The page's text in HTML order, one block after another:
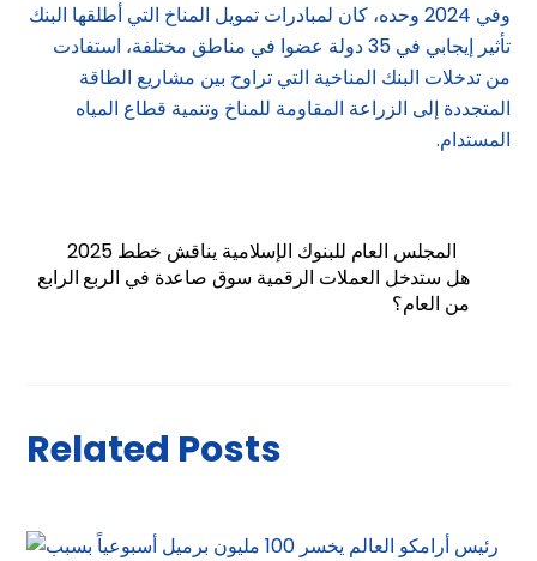
وفي 2024 وحده، كان لمبادرات تمويل المناخ التي أطلقها البنك
تأثير إيجابي في 35 دولة عضوا في مناطق مختلفة، استفادت
من تدخلات البنك المناخية التي تراوح بين مشاريع الطاقة
المتجددة إلى الزراعة المقاومة للمناخ وتنمية قطاع المياه
المستدام.
المجلس العام للبنوك الإسلامية يناقش خطط 2025
هل ستدخل العملات الرقمية سوق صاعدة في الربع الرابع
من العام؟
Related Posts